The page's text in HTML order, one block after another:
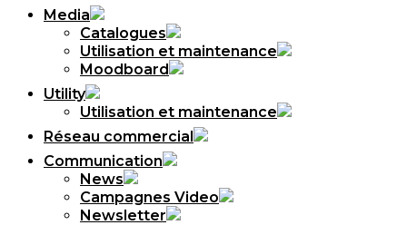
Media
Catalogues
Utilisation et maintenance
Moodboard
Utility
Utilisation et maintenance
Réseau commercial
Communication
News
Campagnes Video
Newsletter